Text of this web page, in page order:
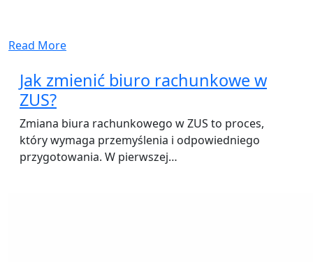
Read More
Jak zmienić biuro rachunkowe w
ZUS?
Zmiana biura rachunkowego w ZUS to proces,
który wymaga przemyślenia i odpowiedniego
przygotowania. W pierwszej…